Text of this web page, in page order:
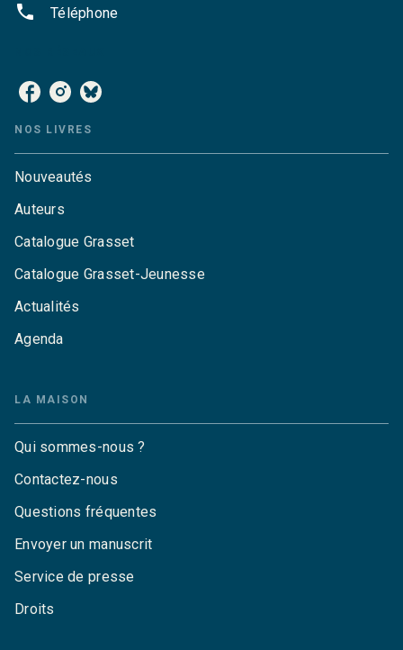
phone Téléphone
NOS LIVRES
Nouveautés
Auteurs
Catalogue Grasset
Catalogue Grasset-Jeunesse
Actualités
Agenda
LA MAISON
Qui sommes-nous ?
Contactez-nous
Questions fréquentes
Envoyer un manuscrit
Service de presse
Droits